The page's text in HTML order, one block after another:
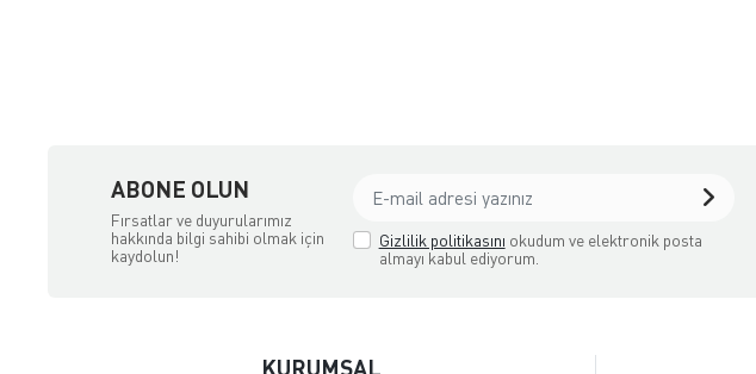
ABONE OLUN
Fırsatlar ve duyurularımız
hakkında bilgi sahibi olmak için
kaydolun!
Gizlilik politikasını okudum ve elektronik posta
almayı kabul ediyorum.
KURUMSAL